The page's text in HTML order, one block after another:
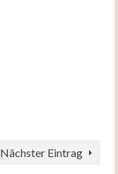
Nächster Eintrag